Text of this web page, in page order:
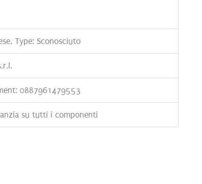
Type: Sconosciuto
0887961479553
su tutti i componenti